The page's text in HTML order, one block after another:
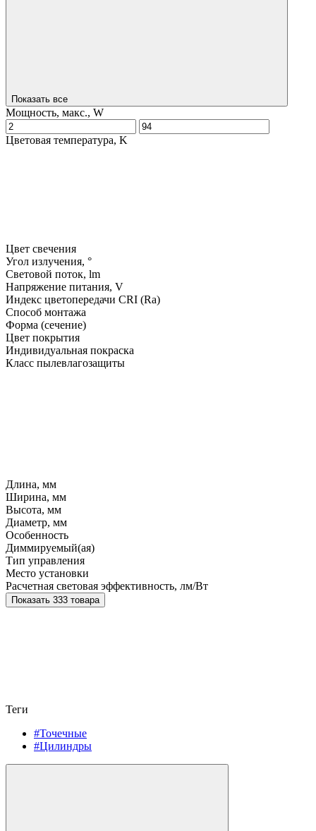
Показать все
Мощность, макс., W
Цветовая температура, K
Цвет свечения
Угол излучения, °
Световой поток, lm
Напряжение питания, V
Индекс цветопередачи CRI (Ra)
Способ монтажа
Форма (сечение)
Цвет покрытия
Индивидуальная покраска
Класс пылевлагозащиты
Длина, мм
Ширина, мм
Высота, мм
Диаметр, мм
Особенность
Диммируемый(ая)
Тип управления
Место установки
Расчетная световая эффективность, лм/Вт
Показать 333 товара
Теги
#Точечные
#Цилиндры